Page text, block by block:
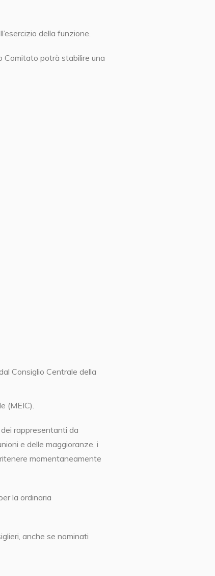
della funzione.
Comitato potrà stabilire una
Consiglio Centrale della
(MEIC).
rappresentanti da
e delle maggioranze, i
momentaneamente
la ordinaria
anche se nominati